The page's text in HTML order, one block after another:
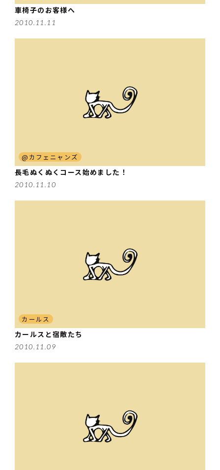
車椅子のお客様へ
2010.11.11
@カフェニャンズ
長毛ぬくぬくコース始めました！
2010.11.10
カールス
カールスと宿敵たち
2010.11.09